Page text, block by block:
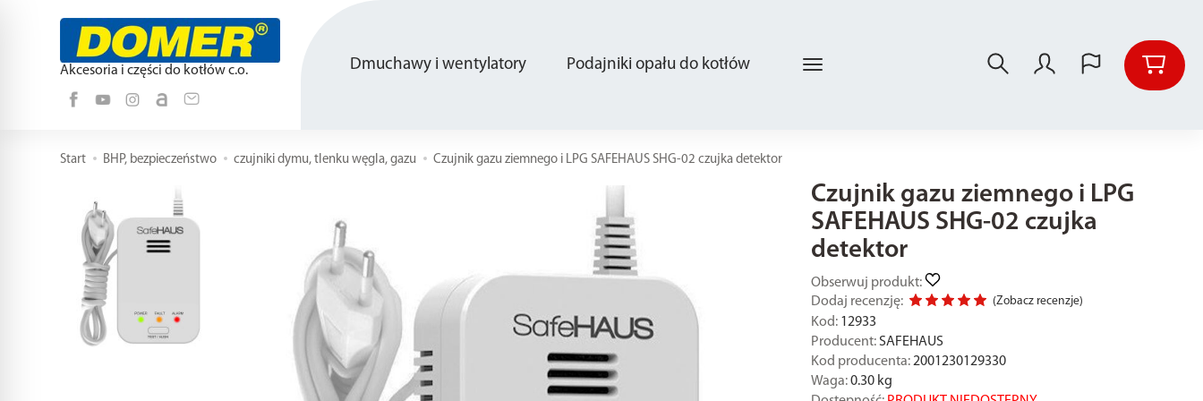
Akcesoria i części do kotłów c.o. Dmuchawy i wentylatory Podajniki opału do kotłów
Start BHP, bezpieczeństwo czujniki dymu, tlenku węgla, gazu Czujnik gazu ziemnego i LPG SAFEHAUS SHG-02 czujka detektor
Czujnik gazu ziemnego i LPG
SAFEHAUS SHG-02 czujka
detektor
Obserwuj produkt:
Dodaj recenzję:
(Zobacz recenzje)
Kod: 12933
Producent: SAFEHAUS
Kod producenta:2001230129330
Waga:0.30 kg